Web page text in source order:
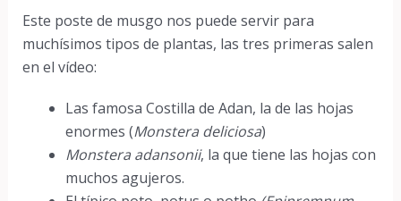
Este poste de musgo nos puede servir para
muchísimos tipos de plantas, las tres primeras salen
en el vídeo:
Las famosa Costilla de Adan, la de las hojas
enormes (Monstera deliciosa)
Monstera adansonii, la que tiene las hojas con
muchos agujeros.